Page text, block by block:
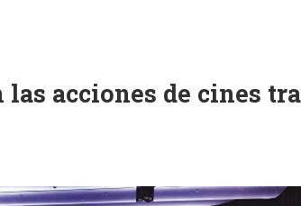
las acciones de cines